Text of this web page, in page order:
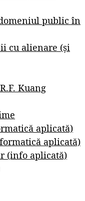
public în
cu alienare (și
Kuang
aplicată)
aplicată)
(info aplicată)